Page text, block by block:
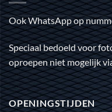
Ook WhatsApp op
Speciaal bedoeld voor
oproepen niet mogelijk
OPENINGSTIJDEN